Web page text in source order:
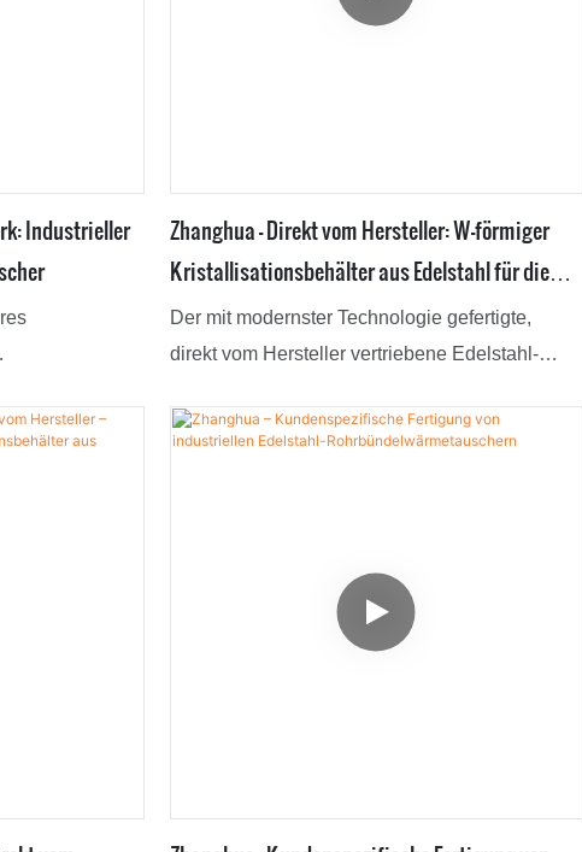
Industrieller
und
Kunden
finden
Zhanghua – Direkt vom Hersteller: W-förmiger
Kristallisationsbehälter aus Edelstahl für die
pharmazeutische Industrie
Der mit modernster Technologie gefertigte,
direkt vom Hersteller vertriebene Edelstahl-
Industrie zeichnet sich durch seine
im Vergleich zu anderen Produkten auf dem
Markt überragende Eigenschaften aufweist.